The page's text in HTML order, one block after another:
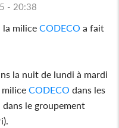
- 20:38
la miliceCODECO a fait
la nuit de lundi à mardi
miliceCODECO dans les
le groupement